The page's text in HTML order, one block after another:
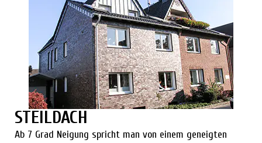
STEILDACH
Ab 7 Grad Neigung spricht man von einem geneigten